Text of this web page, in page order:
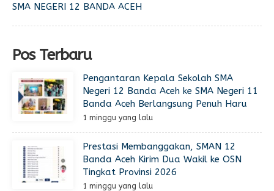
SMA NEGERI 12 BANDA ACEH
Pos Terbaru
Pengantaran Kepala Sekolah SMA
Negeri 12 Banda Aceh ke SMA Negeri 11
Banda Aceh Berlangsung Penuh Haru
1 minggu yang lalu
Prestasi Membanggakan, SMAN 12
Banda Aceh Kirim Dua Wakil ke OSN
Tingkat Provinsi 2026
1 minggu yang lalu